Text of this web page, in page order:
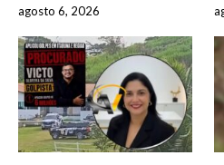
agosto 6, 2026